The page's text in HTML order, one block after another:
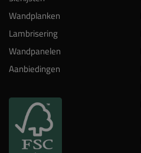
Wandplanken
Lambrisering
Wandpanelen
Aanbiedingen